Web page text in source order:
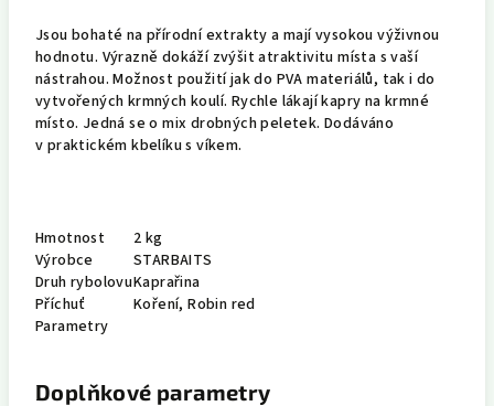
Jsou bohaté na přírodní extrakty a mají vysokou výživnou
hodnotu. Výrazně dokáží zvýšit atraktivitu místa s vaší
nástrahou. Možnost použití jak do PVA materiálů, tak i do
vytvořených krmných koulí. Rychle lákají kapry na krmné
místo. Jedná se o mix drobných peletek. Dodáváno
v praktickém kbelíku s víkem.
Hmotnost
2 kg
Výrobce
STARBAITS
Druh rybolovuKaprařina
Příchuť
Koření, Robin red
Parametry
Doplňkové parametry